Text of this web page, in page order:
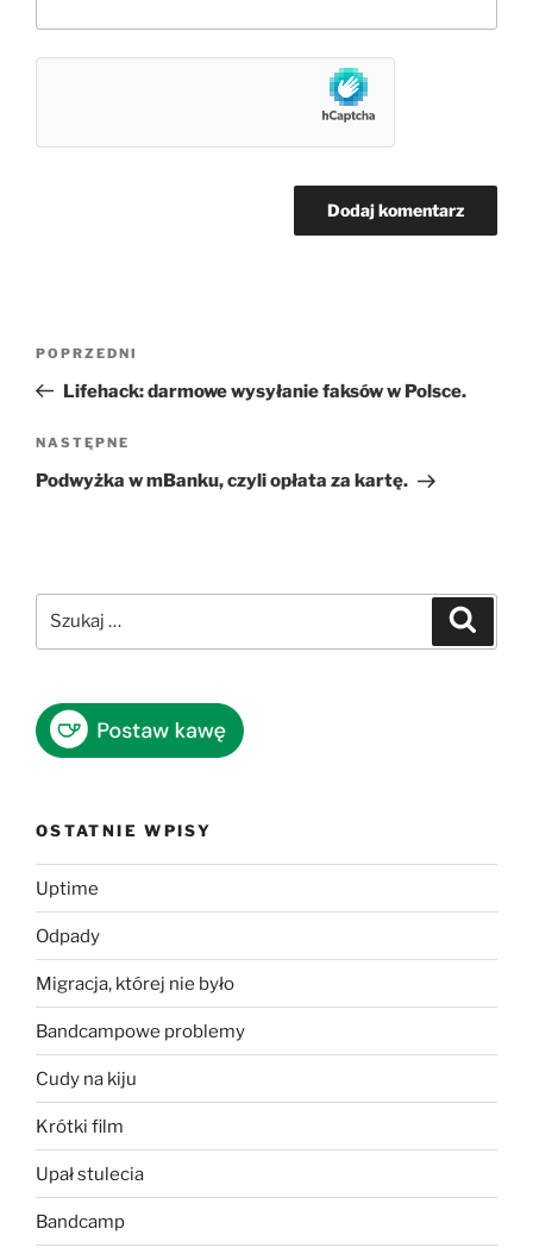
Poprzedni
wpis
POPRZEDNI
Lifehack: darmowe wysyłanie faksów w Polsce.
Następny
wpis
NASTĘPNE
Podwyżka w mBanku, czyli opłata za kartę.
OSTATNIE WPISY
Uptime
Odpady
Migracja, której nie było
Bandcampowe problemy
Cudy na kiju
Krótki film
Upał stulecia
Bandcamp